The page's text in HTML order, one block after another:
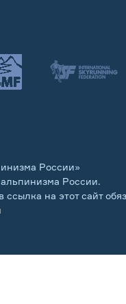
России»
России.
на этот сайт